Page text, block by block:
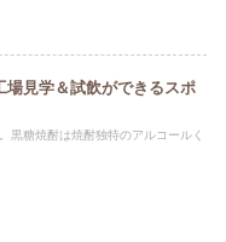
場見学＆試飲ができるスポ
黒糖焼酎は焼酎独特のアルコールく